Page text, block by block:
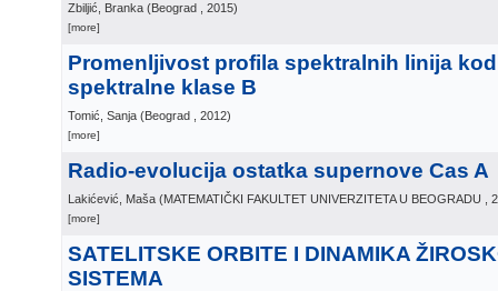
Zbiljić, Branka (Beograd , 2015)
[more]
Promenljivost profila spektralnih linija
spektralne klase B
Tomić, Sanja (Beograd , 2012)
[more]
Radio-evolucija ostatka supernove Cas A
Lakićević, Maša (MATEMATIČKI FAKULTET UNIVERZITETA U BEOGRADU ,
[more]
SATELITSKE ORBITE I DINAMIKA
SISTEMA